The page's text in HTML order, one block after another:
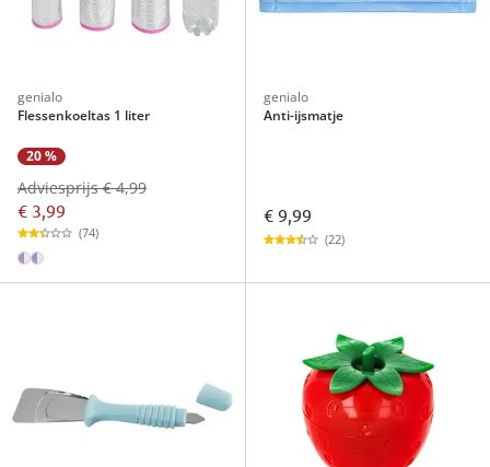
genialo
Flessenkoeltas 1 liter
20 %
€ 3,99
Adviesprijs € 4,99
(74)
genialo
Anti-ijsmatje
€ 9,99
(22)